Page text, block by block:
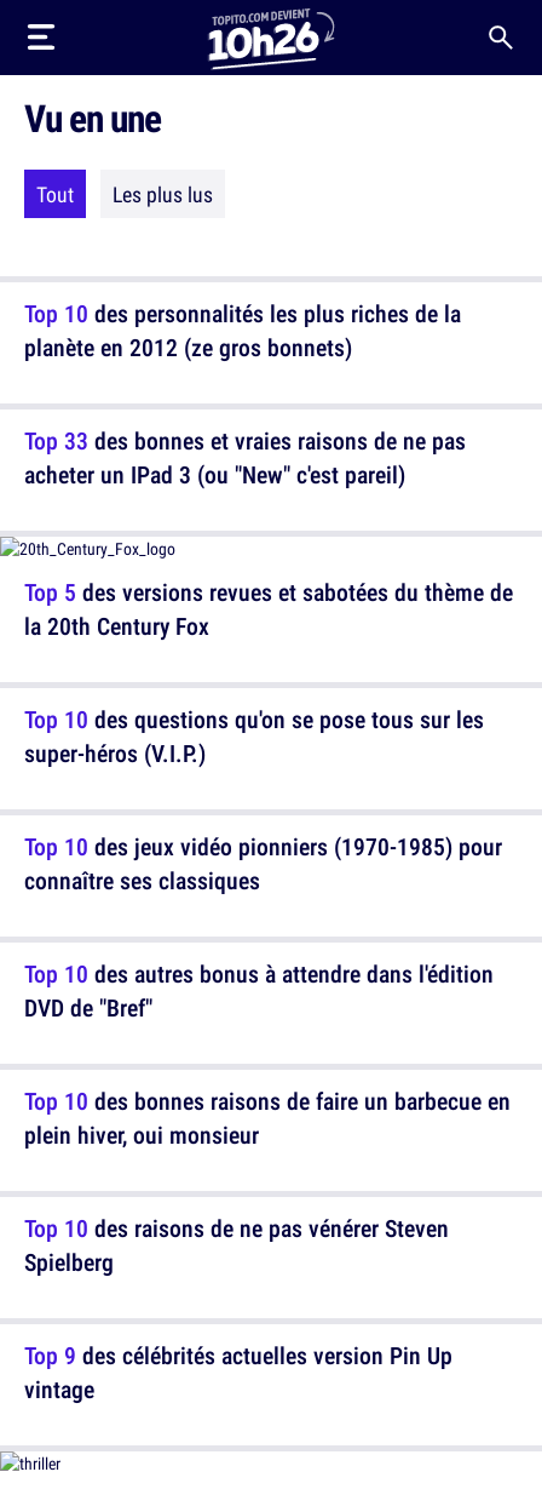
Vu en une
Tout Les plus lus
Top 10 des personnalités les plus riches de la
planète en 2012 (ze gros bonnets)
Top 5 des versions revues et sabotées du thème de
la 20th Century Fox
Top 10 des jeux vidéo pionniers (1970-1985) pour
connaître ses classiques
Top 10 des bonnes raisons de faire un barbecue en
plein hiver, oui monsieur
Top 9 des célébrités actuelles version Pin Up
vintage
Top 33 des bonnes et vraies raisons de ne pas
acheter un IPad 3 (ou "New" c'est pareil)
Top 10 des questions qu'on se pose tous sur les
super-héros (V.I.P.)
Top 10 des autres bonus à attendre dans l'édition
DVD de "Bref"
Top 10 des raisons de ne pas vénérer Steven
Spielberg